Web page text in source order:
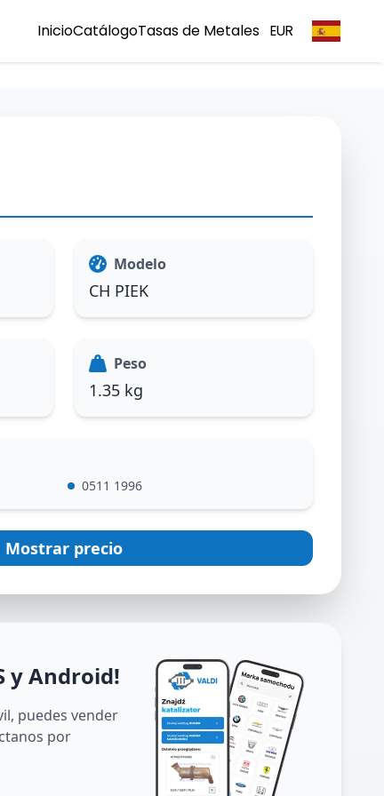
InicioCatálogoTasas de Metales EUR
Modelo
CH PIEK
Peso
1.35 kg
0511 1996
Mostrar precio
y Android!
puedes vender
por